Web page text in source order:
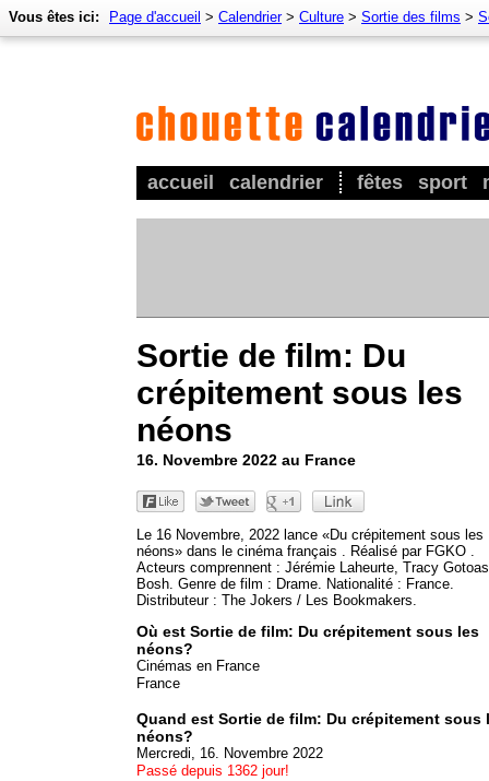
accueil calendrier fêtes sport
Vous êtes ici: Page d'accueil > Calendrier> Culture > Sortie des films >
Sortie de film: Du
crépitement sous les
néons
16. Novembre 2022 au France
Le 16 Novembre, 2022 lance «Du crépitement sous les
néons» dans le cinéma français . Réalisé par FGKO .
Acteurs comprennent : Jérémie Laheurte, Tracy
Bosh. Genre de film : Drame. Nationalité : France.
Distributeur : The Jokers / Les Bookmakers.
Où est Sortie de film: Du crépitement sous les
néons?
Cinémas en France
France
Quand est Sortie de film: Du crépitement sous
néons?
Mercredi, 16. Novembre 2022
Passé depuis 1362 jour!